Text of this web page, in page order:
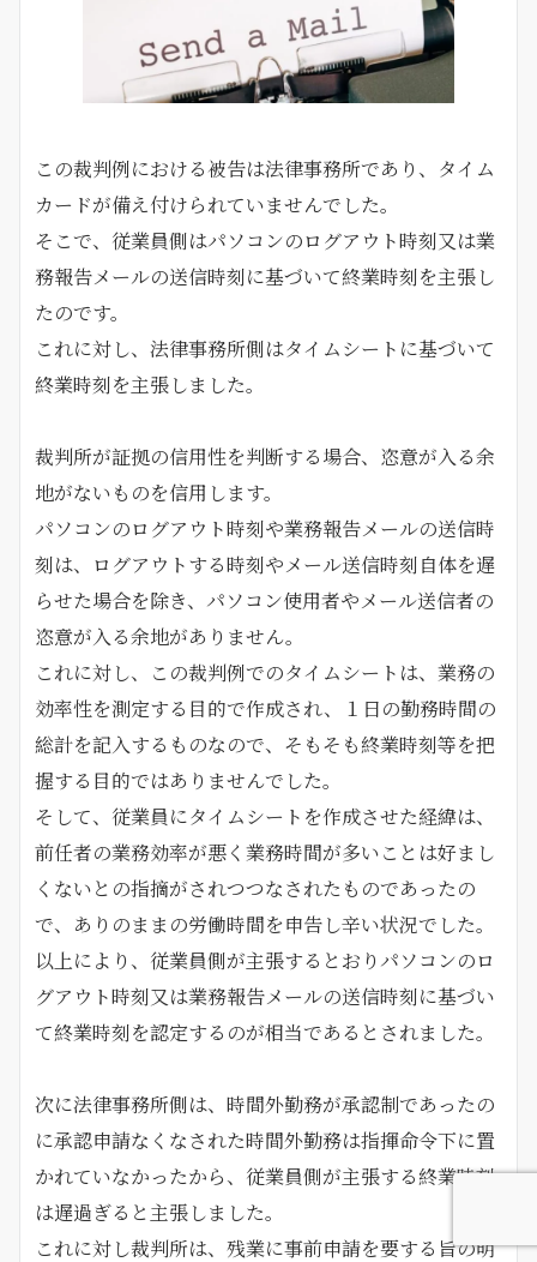
この裁判例における被告は法律事務所であり、タイム
カードが備え付けられていませんでした。
そこで、従業員側はパソコンのログアウト時刻又は業
務報告メールの送信時刻に基づいて終業時刻を主張し
たのです。
これに対し、法律事務所側はタイムシートに基づいて
終業時刻を主張しました。
裁判所が証拠の信用性を判断する場合、恣意が入る余
地がないものを信用します。
パソコンのログアウト時刻や業務報告メールの送信時
刻は、ログアウトする時刻やメール送信時刻自体を遅
らせた場合を除き、パソコン使用者やメール送信者の
恣意が入る余地がありません。
これに対し、この裁判例でのタイムシートは、業務の
効率性を測定する目的で作成され、１日の勤務時間の
総計を記入するものなので、そもそも終業時刻等を把
握する目的ではありませんでした。
そして、従業員にタイムシートを作成させた経緯は、
前任者の業務効率が悪く業務時間が多いことは好まし
くないとの指摘がされつつなされたものであったの
で、ありのままの労働時間を申告し辛い状況でした。
以上により、従業員側が主張するとおりパソコンのロ
グアウト時刻又は業務報告メールの送信時刻に基づい
て終業時刻を認定するのが相当であるとされました。
次に法律事務所側は、時間外勤務が承認制であったの
に承認申請なくなされた時間外勤務は指揮命令下に置
かれていなかったから、従業員側が主張する終業時刻
は遅過ぎると主張しました。
これに対し裁判所は、残業に事前申請を要する旨の明